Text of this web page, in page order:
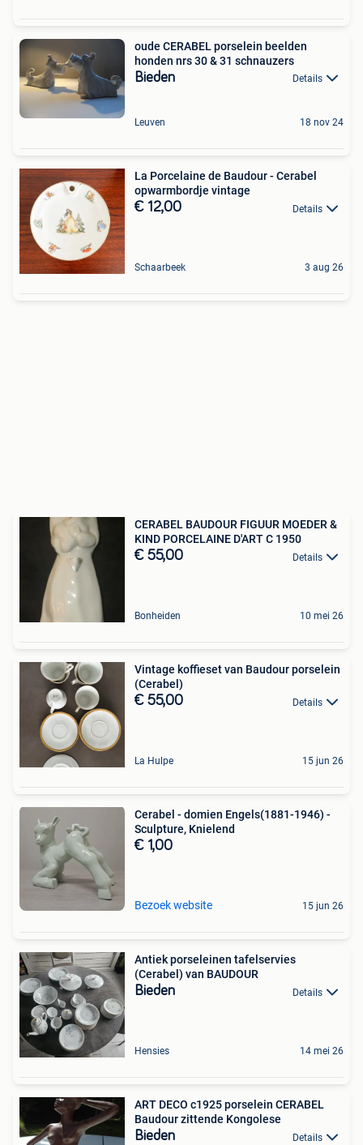
oude CERABEL porselein beelden
honden nrs 30 & 31 schnauzers
Bieden Details
Leuven 18 nov 24
La Porcelaine de Baudour - Cerabel
opwarmbordje vintage
€ 12,00 Details
Schaarbeek 3 aug 26
CERABEL BAUDOUR FIGUUR MOEDER &
KIND PORCELAINE D'ART C 1950
€ 55,00 Details
Bonheiden 10 mei 26
Vintage koffieset van Baudour porselein
(Cerabel)
€ 55,00 Details
La Hulpe 15 jun 26
Cerabel - domien Engels(1881-1946) -
Sculpture, Knielend
€ 1,00
Bezoek website 15 jun 26
Antiek porseleinen tafelservies
(Cerabel) van BAUDOUR
Bieden Details
Hensies 14 mei 26
ART DECO c1925 porselein CERABEL
Baudour zittende Kongolese
Bieden Details